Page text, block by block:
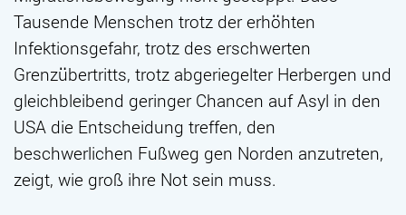
Tausende Menschen trotz der erhöhten
Infektionsgefahr, trotz des erschwerten
Grenzübertritts, trotz abgeriegelter Herbergen und
gleichbleibend geringer Chancen auf Asyl in den
USA die Entscheidung treffen, den
beschwerlichen Fußweg gen Norden anzutreten,
zeigt, wie groß ihre Not sein muss.